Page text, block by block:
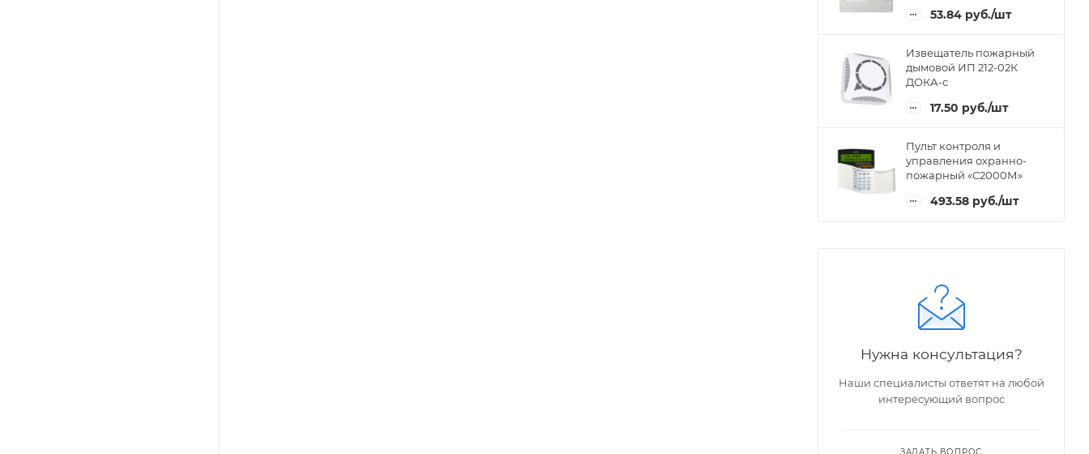
53.84 руб./шт
Извещатель пожарный
дымовой ИП 212-02К
ДОКА-с
17.50 руб./шт
Пульт контроля и
управления охранно-
пожарный «С2000М»
493.58 руб./шт
Нужна консультация?
Наши специалисты ответят на любой
интересующий вопрос